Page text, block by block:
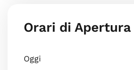
Orari di Apertura
Oggi